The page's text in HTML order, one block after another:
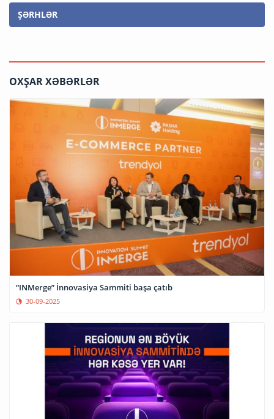
ŞƏRHLƏR
OXŞAR XƏBƏRLƏR
“INMerge” İnnovasiya Sammiti başa çatıb
30-09-2025